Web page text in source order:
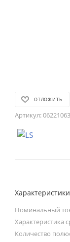
ОТЛОЖИТЬ
Артикул:
Характеристики
Номинальный
Характеристика
Количество